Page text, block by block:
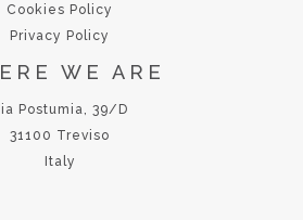
Cookies Policy
Privacy Policy
WE ARE
Postumia, 39/D
31100 Treviso
Italy